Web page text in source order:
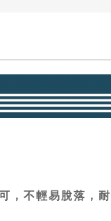
，不輕易脫落，耐